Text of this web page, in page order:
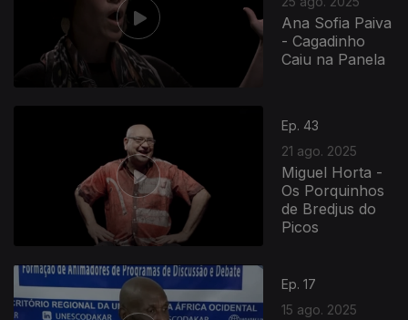
Ana Sofia Paiva
- Cagadinho
Caiu na Panela
Ep. 43
21 ago. 2025
Miguel Horta -
Os Porquinhos
de Bredjus do
Picos
Ep. 17
15 ago. 2025